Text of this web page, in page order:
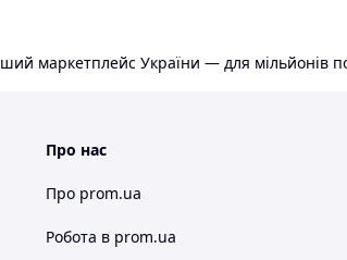
маркетплейс України — для мільйонів
Про нас
Про prom.ua
Робота в prom.ua